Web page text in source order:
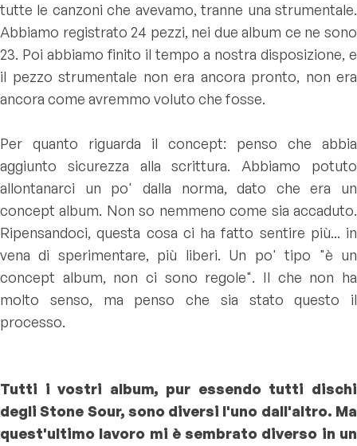
tutte le canzoni che avevamo, tranne una strumentale.
Abbiamo registrato 24 pezzi, nei due album ce ne sono
23. Poi abbiamo finito il tempo a nostra disposizione, e
il pezzo strumentale non era ancora pronto, non era
ancora come avremmo voluto che fosse.
Per quanto riguarda il concept: penso che abbia
aggiunto sicurezza alla scrittura. Abbiamo potuto
allontanarci un po' dalla norma, dato che era un
concept album. Non so nemmeno come sia accaduto.
Ripensandoci, questa cosa ci ha fatto sentire più... in
vena di sperimentare, più liberi. Un po' tipo "è un
concept album, non ci sono regole". Il che non ha
molto senso, ma penso che sia stato questo il
processo.
Tutti i vostri album, pur essendo tutti dischi
degli Stone Sour, sono diversi l'uno dall'altro. Ma
quest'ultimo lavoro mi è sembrato diverso in un